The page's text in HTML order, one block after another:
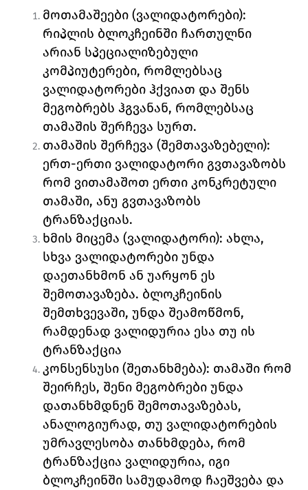
მოთამაშეები (ვალიდატორები):
რიპლის ბლოკჩეინში ჩართულნი
არიან სპეციალიზებული
კომპიუტერები, რომლებსაც
ვალიდატორები ჰქვიათ და შენს
მეგობრებს ჰგვანან, რომლებსაც
თამაშის შერჩევა სურთ.
თამაშის შერჩევა (
ერთ-ერთი ვალიდატორი გვთავაზობს
რომ ვითამაშოთ ერთი კონკრეტული
თამაში, ანუ გვთავაზობს
ტრანზაქციას.
ხმის მიცემა (ვალიდატორი): ახლა,
სხვა ვალიდატორები უნდა
დაეთანხმონ ან უარყონ ეს
შემოთავაზება. ბლოკჩეინის
შემთხვევაში, უნდა შეამოწმონ,
რამდენად ვალიდურია ესა თუ ის
ტრანზაქცია
კონსენსუსი (შეთანხმება): თამაში რომ
შეირჩეს, შენი მეგობრები უნდა
დათანხმდნენ შემოთავაზებას,
ანალოგიურად, თუ ვალიდატორების
უმრავლესობა თანხმდება, რომ
ტრანზაქცია ვალიდურია, იგი
ბლოკჩეინში სამუდამოდ ჩაეშვება და